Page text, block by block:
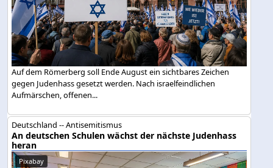
Auf dem Römerberg soll Ende August ein sichtbares Zeichen
gegen Judenhass gesetzt werden. Nach israelfeindlichen
Aufmärschen, offenen...
Deutschland -- Antisemitismus
An deutschen Schulen wächst der nächste Judenhass
heran
Pixabay